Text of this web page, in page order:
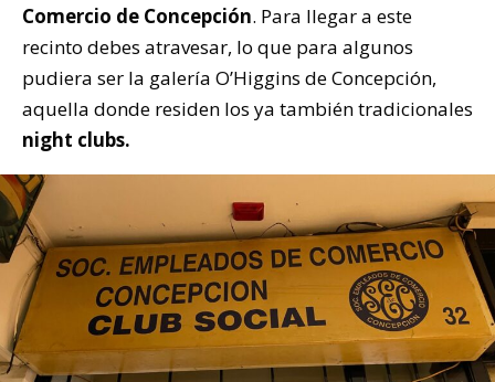
Comercio de Concepción. Para llegar a este
recinto debes atravesar, lo que para algunos
pudiera ser la galería O’Higgins de Concepción,
aquella donde residen los ya también tradicionales
night clubs.